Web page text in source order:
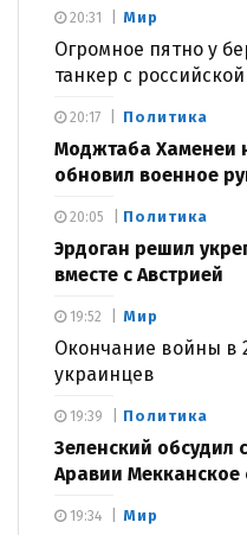
Мир
Огромное пятно у
танкер с
20:31
Политика
Моджтаба Хаменеи
обновил военное
20:17
Политика
Эрдоган решил
вместе с Австрией
20:05
Мир
Окончание войны в
украинцев
19:52
Политика
Зеленский обсудил
Аравии Мекканское
19:39
Мир
19:34